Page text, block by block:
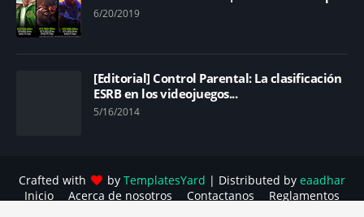
6/20/2019
[Editorial] Control Parental: La clasificación
ESRB en los videojuegos...
5/16/2014
Crafted with by TemplatesYard | Distributed by eaadhar
Inicio
Acerca de nosotros Contactanos
Reglamentos